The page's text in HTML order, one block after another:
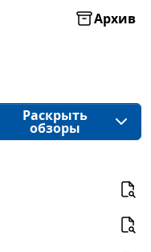
Архив
Раскрыть
обзоры